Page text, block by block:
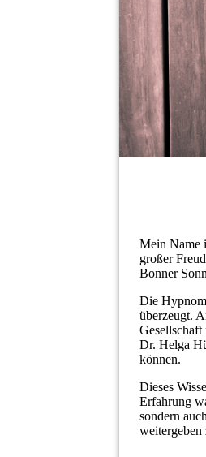
Mein Name
großer
Bonner
Die
überzeugt.
Dr. Helga
können.
Dieses
Erfahrung
sondern
weitergeben